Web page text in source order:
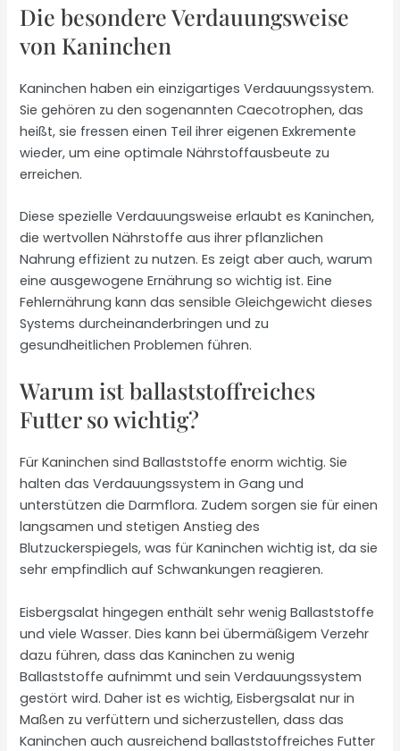
Die besondere Verdauungsweise
von Kaninchen
Kaninchen haben ein einzigartiges Verdauungssystem.
Sie gehören zu den sogenannten Caecotrophen, das
heißt, sie fressen einen Teil ihrer eigenen Exkremente
wieder, um eine optimale Nährstoffausbeute zu
erreichen.
Diese spezielle Verdauungsweise erlaubt es Kaninchen,
die wertvollen Nährstoffe aus ihrer pflanzlichen
Nahrung effizient zu nutzen. Es zeigt aber auch, warum
eine ausgewogene Ernährung so wichtig ist. Eine
Fehlernährung kann das sensible Gleichgewicht dieses
Systems durcheinanderbringen und zu
gesundheitlichen Problemen führen.
Warum ist ballaststoffreiches
Futter so wichtig?
Für Kaninchen sind Ballaststoffe enorm wichtig. Sie
halten das Verdauungssystem in Gang und
unterstützen die Darmflora. Zudem sorgen sie für einen
langsamen und stetigen Anstieg des
Blutzuckerspiegels, was für Kaninchen wichtig ist, da sie
sehr empfindlich auf Schwankungen reagieren.
Eisbergsalat hingegen enthält sehr wenig Ballaststoffe
und viele Wasser. Dies kann bei übermäßigem Verzehr
dazu führen, dass das Kaninchen zu wenig
Ballaststoffe aufnimmt und sein Verdauungssystem
gestört wird. Daher ist es wichtig, Eisbergsalat nur in
Maßen zu verfüttern und sicherzustellen, dass das
Kaninchen auch ausreichend ballaststoffreiches Futter